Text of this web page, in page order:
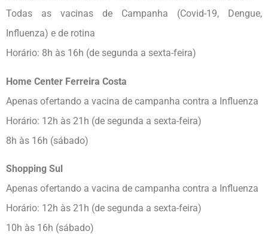
Todas as vacinas de Campanha (Covid-19, Dengue,
Influenza) e de rotina
Horário: 8h às 16h (de segunda a sexta-feira)
Home Center Ferreira Costa
Apenas ofertando a vacina de campanha contra a Influenza
Horário: 12h às 21h (de segunda a sexta-feira)
8h às 16h (sábado)
Shopping Sul
Apenas ofertando a vacina de campanha contra a Influenza
Horário: 12h às 21h (de segunda a sexta-feira)
10h às 16h (sábado)